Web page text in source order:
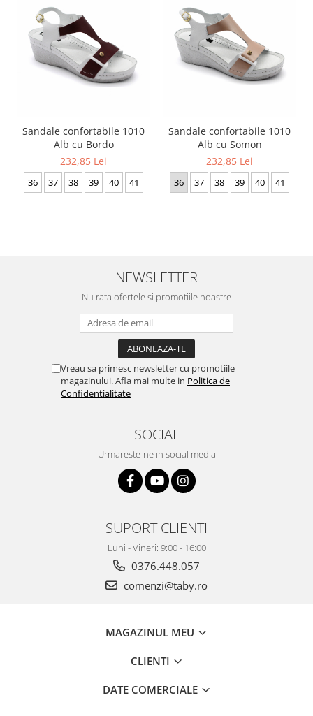
Sandale confortabile 1010
Alb cu Bordo
232,85 Lei
36 37 38 39 40 41
Sandale confortabile 1010
Alb cu Somon
232,85 Lei
36 37 38 39 40 41
NEWSLETTER
Nu rata ofertele si promotiile noastre
Vreau sa primesc newsletter cu promotiile
magazinului. Afla mai multe in Politica de
Confidentialitate
SOCIAL
Urmareste-ne in social media
SUPORT CLIENTI
Luni - Vineri: 9:00 - 16:00
0376.448.057
comenzi@taby.ro
MAGAZINUL MEU
CLIENTI
DATE COMERCIALE